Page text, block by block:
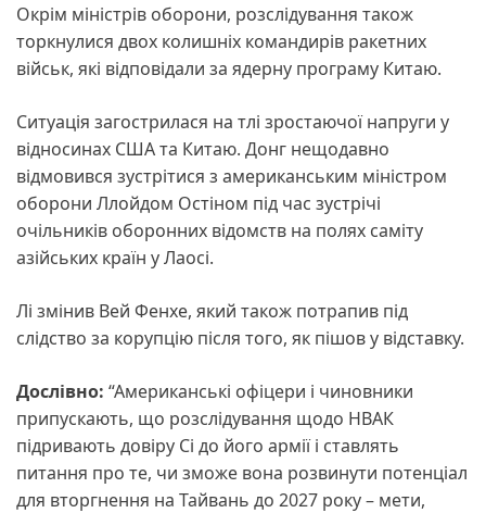
Окрім міністрів оборони, розслідування також
торкнулися двох колишніх командирів ракетних
військ, які відповідали за ядерну програму Китаю.
Ситуація загострилася на тлі зростаючої напруги у
відносинах США та Китаю. Донг нещодавно
відмовився зустрітися з американським міністром
оборони Ллойдом Остіном під час зустрічі
очільників оборонних відомств на полях саміту
азійських країн у Лаосі.
Лі змінив Вей Фенхе, який також потрапив під
слідство за корупцію після того, як пішов у відставку.
Дослівно: “Американські офіцери і чиновники
припускають, що розслідування щодо НВАК
підривають довіру Сі до його армії і ставлять
питання про те, чи зможе вона розвинути потенціал
для вторгнення на Тайвань до 2027 року – мети,